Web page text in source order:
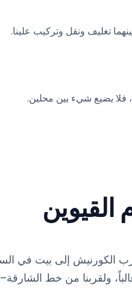
تغليف ونقل وتركيب علينا.
يضيع شيء بين محلين.
الكورنيش إلى بيت في
ولقربنا من خط